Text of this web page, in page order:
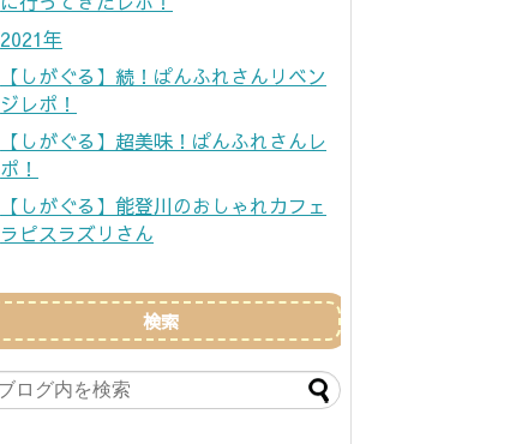
2021年
【しがぐる】続！ぱんふれさんリベン
ジレポ！
【しがぐる】超美味！ぱんふれさんレ
ポ！
【しがぐる】能登川のおしゃれカフェ
ラピスラズリさん
検索